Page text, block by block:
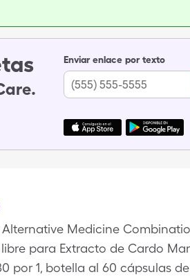
Enviar enlace por texto
Medicine
para Extracto de Cardo
por 1, botella al 60 cápsulas